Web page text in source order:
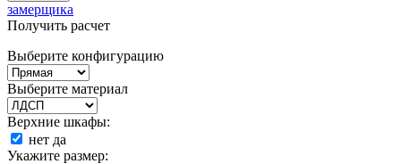
замерщика
Получить расчет
Выберите конфигурацию
Выберите материал
Верхние шкафы:
нет да
Укажите размер: